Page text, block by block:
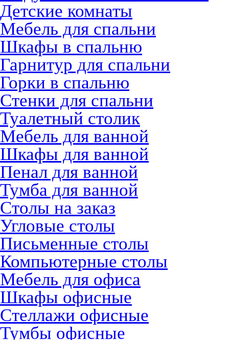
Детские комнаты
Мебель для спальни
Шкафы в спальню
Гарнитур для спальни
Горки в спальню
Стенки для спальни
Туалетный столик
Мебель для ванной
Шкафы для ванной
Пенал для ванной
Тумба для ванной
Столы на заказ
Угловые столы
Письменные столы
Компьютерные столы
Мебель для офиса
Шкафы офисные
Стеллажи офисные
Тумбы офисные